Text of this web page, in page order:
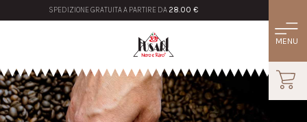
SPEDIZIONE GRATUITA A PARTIRE DA 28.00 €